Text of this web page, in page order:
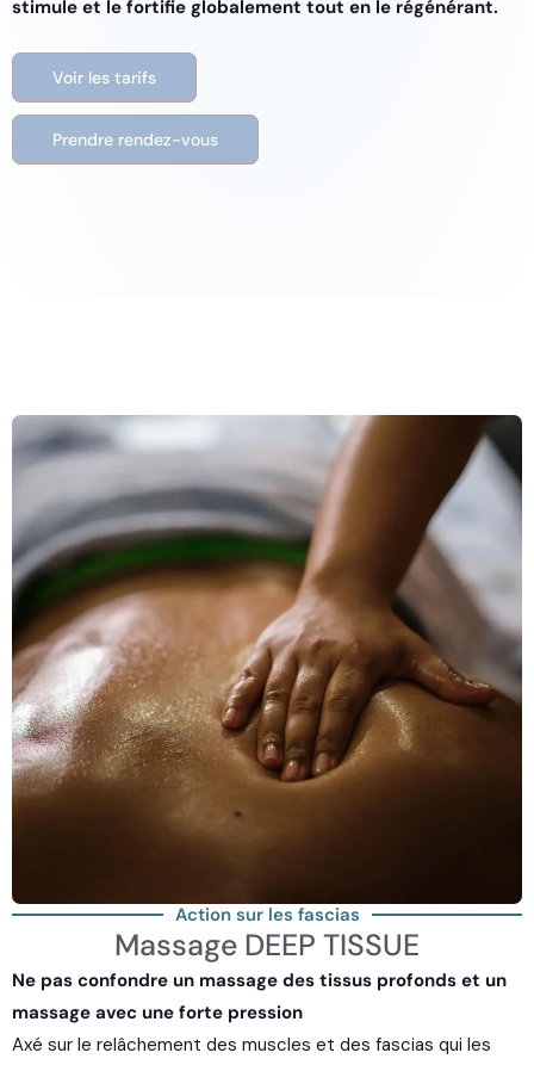
stimule et le fortifie globalement tout en le régénérant.
Voir les tarifs
Prendre rendez-vous
Action sur les fascias
Massage DEEP TISSUE
Ne pas confondre un massage des tissus profonds et un
massage avec une forte pression
Axé sur le relâchement des muscles et des fascias qui les